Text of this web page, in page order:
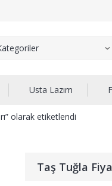
Usta Lazım
olarak etiketlendi
Taş Tuğla